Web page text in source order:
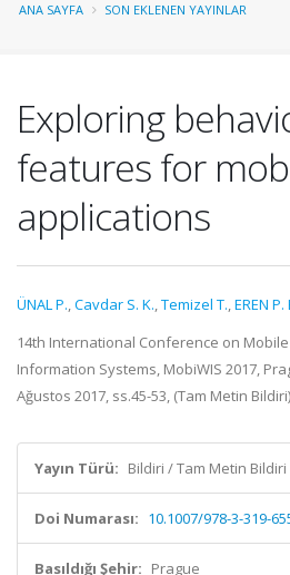
ANA SAYFA SON EKLENEN YAYINLAR
Exploring
features for
applications
ÜNAL P.,Cavdar S. K.,Temizel T.,EREN P.
14th International Conference on
Information Systems, MobiWIS 2017,
Ağustos 2017, ss.45-53, (Tam Metin Bildiri)
Yayın Türü: Bildiri / Tam Metin Bildiri
Doi Numarası: 10.1007/978-3-319-
Basıldığı Şehir: Prague